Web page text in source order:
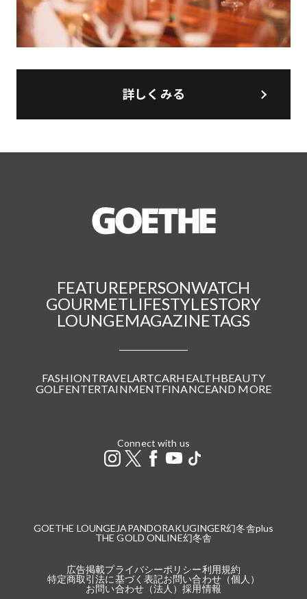
詳しくみる
FEATUREPERSONWATCH
GOURMETLIFESTYLESTORY
LOUNGEMAGAZINETAGS
FASHIONTRAVELARTCARHEALTHBEAUTY
GOLFENTERTAINMENTFINANCEAND MORE
Connect with us
GOETHE LOUNGE JAPANDORAKUGINGER幻冬舎plus
THE GOLD ONLINE幻冬舎
広告掲載プライバシーポリシー利用規約
特定商取引法に基づく表記お問い合わせ（個人）
お問い合わせ（法人）採用情報